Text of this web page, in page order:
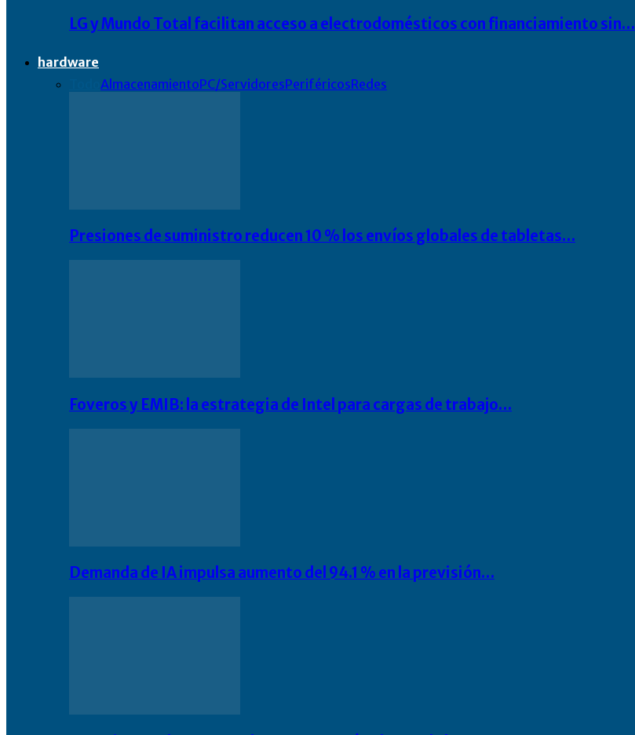
LG y Mundo Total facilitan acceso a electrodomésticos con financiamiento sin…
hardware
AlmacenamientoPC/ServidoresPeriféricosRedes
Presiones de suministro reducen 10 % los envíos globales de tabletas…
Foveros y EMIB: la estrategia de Intel para cargas de trabajo…
Demanda de IA impulsa aumento del 94.1 % en la previsión…